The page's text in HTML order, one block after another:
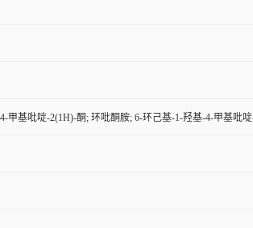
基吡啶-2(1H)-酮; 环吡酮胺; 6-环己基-1-羟基-4-甲基吡